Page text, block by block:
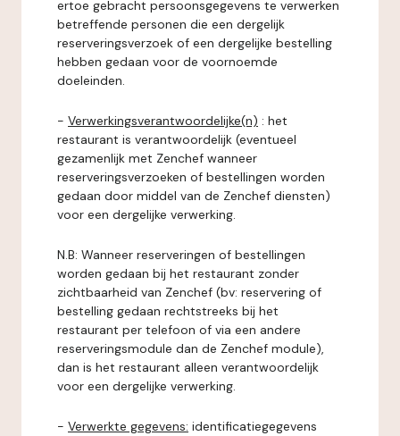
ertoe gebracht persoonsgegevens te verwerken
betreffende personen die een dergelijk
reserveringsverzoek of een dergelijke bestelling
hebben gedaan voor de voornoemde
doeleinden.
- Verwerkingsverantwoordelijke(n) : het
restaurant is verantwoordelijk (eventueel
gezamenlijk met Zenchef wanneer
reserveringsverzoeken of bestellingen worden
gedaan door middel van de Zenchef diensten)
voor een dergelijke verwerking.
N.B: Wanneer reserveringen of bestellingen
worden gedaan bij het restaurant zonder
zichtbaarheid van Zenchef (bv: reservering of
bestelling gedaan rechtstreeks bij het
restaurant per telefoon of via een andere
reserveringsmodule dan de Zenchef module),
dan is het restaurant alleen verantwoordelijk
voor een dergelijke verwerking.
- Verwerkte gegevens: identificatiegegevens